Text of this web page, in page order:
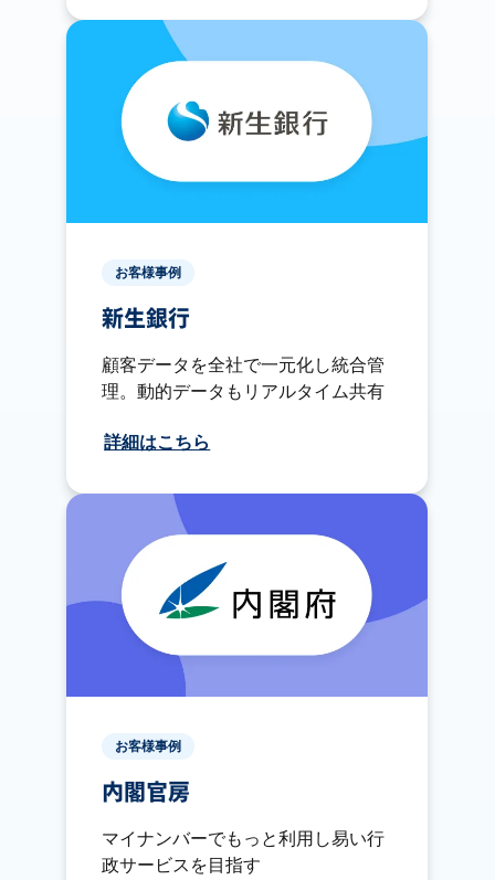
お客様事例
新生銀行
顧客データを全社で一元化し統合管
理。動的データもリアルタイム共有
詳細はこちら
お客様事例
内閣官房
マイナンバーでもっと利用し易い行
政サービスを目指す